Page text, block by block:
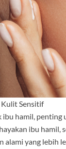
Kulit Sensitif
hamil,
ibu
alami yang lebih